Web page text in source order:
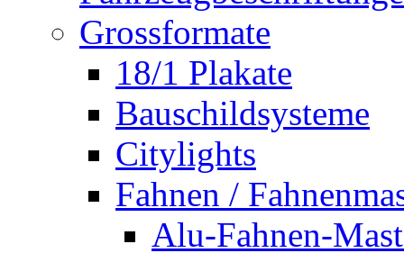
Grossformate
18/1 Plakate
Bauschildsysteme
Citylights
Fahnen /
Alu-Fahnen-